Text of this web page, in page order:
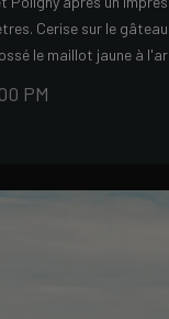
Cerise sur le
le maillot jaune à
PM